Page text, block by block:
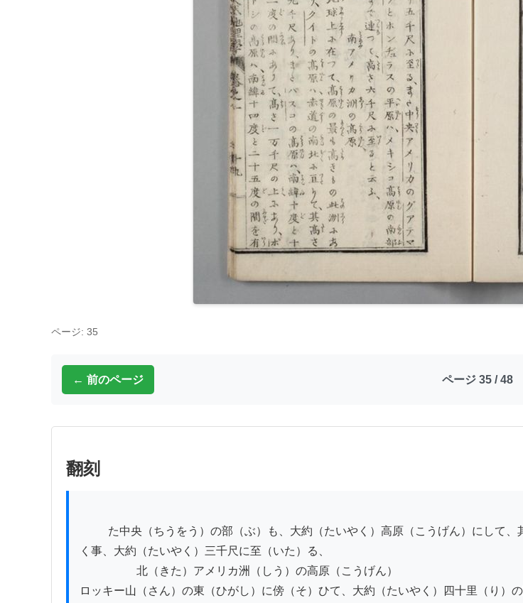
ページ: 35
← 前のページ ページ 35 / 48
翻刻
く事、大約（たいやく）三千尺に至（いた）る、
北（きた）アメリカ洲（しう）の高原（こうげん）
ロッキー山（さん）の東（ひがし）に傍（そ）ひて、大約（たいやく）四十里（り）